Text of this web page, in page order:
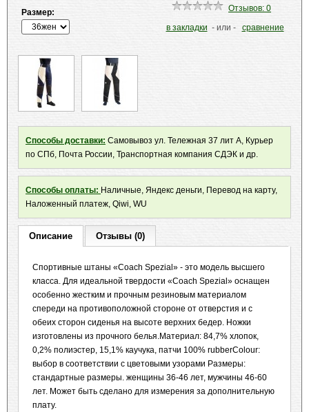
Размер:
Отзывов: 0
в закладки - или - сравнение
Способы доставки: Самовывоз ул. Тележная 37 лит А, Курьер
по СПб, Почта России, Транспортная компания СДЭК и др.
Способы оплаты: Наличные, Яндекс деньги, Перевод на карту,
Наложенный платеж, Qiwi, WU
Описание Отзывы (0)
Спортивные штаны «Coach Spezial» - это модель высшего
класса. Для идеальной твердости «Coach Spezial» оснащен
особенно жестким и прочным резиновым материалом
спереди на противоположной стороне от отверстия и с
обеих сторон сиденья на высоте верхних бедер. Ножки
изготовлены из прочного белья.Материал: 84,7% хлопок,
0,2% полиэстер, 15,1% каучука, патчи 100% rubberColour:
выбор в соответствии с цветовыми узорами Размеры:
стандартные размеры. женщины 36-46 лет, мужчины 46-60
лет. Может быть сделано для измерения за дополнительную
плату.